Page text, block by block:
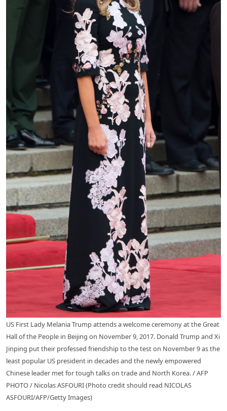
US First Lady Melania Trump attends a welcome ceremony at the Great
Hall of the People in Beijing on November 9, 2017. Donald Trump and Xi
Jinping put their professed friendship to the test on November 9 as the
least popular US president in decades and the newly empowered
Chinese leader met for tough talks on trade and North Korea. / AFP
PHOTO / Nicolas ASFOURI (Photo credit should read NICOLAS
ASFOURI/AFP/Getty Images)